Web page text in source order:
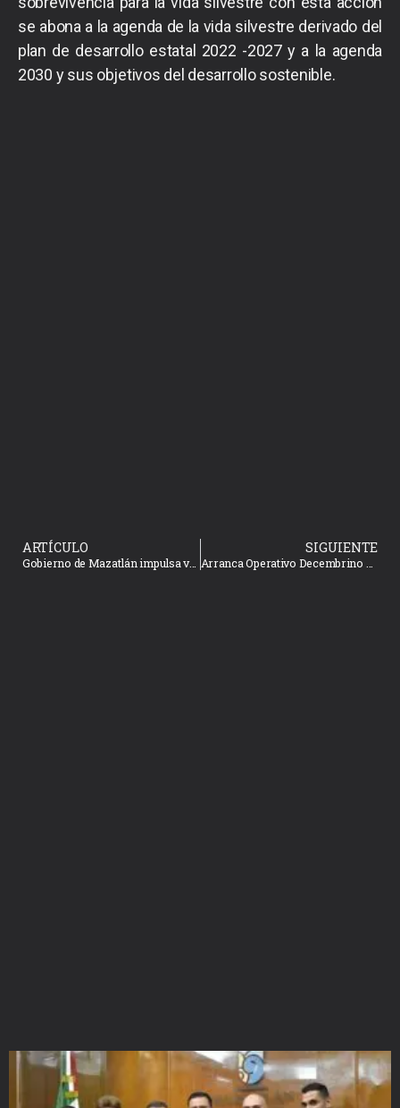
se abona a la agenda de la vida silvestre derivado del
plan de desarrollo estatal 2022 -2027 y a la agenda
2030 y sus objetivos del desarrollo sostenible.
ARTÍCULO
Gobierno de Mazatlán impulsa valores cívicos en los estudiantes del Cobaes
SIGUIENTE